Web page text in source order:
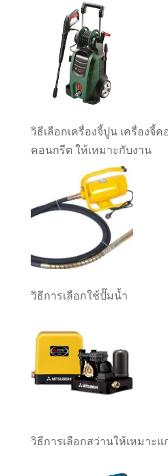
วิธีเลือกเครื่องจี้ปูน เครื่องจี้
คอนกรีต ให้เหมาะกับงาน
วิธีการเลือกใช้ปั๊มน้ำ
วิธีการเลือกสว่านให้เหมาะแ